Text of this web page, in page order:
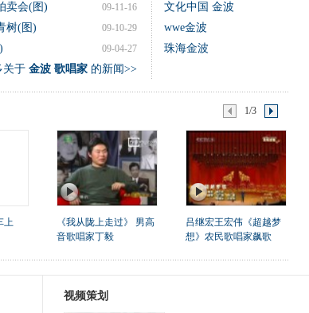
09-11-16
卖会(图)
09-10-29
树(图)
09-04-27
关于 金波 歌唱家的新闻>>
文化中国 金波
wwe金波
珠海金波
1/3
上
《我从陇上走过》 男高
音歌唱家丁毅
吕继宏王宏伟《超越梦
想》农民歌唱家飙歌
视频策划